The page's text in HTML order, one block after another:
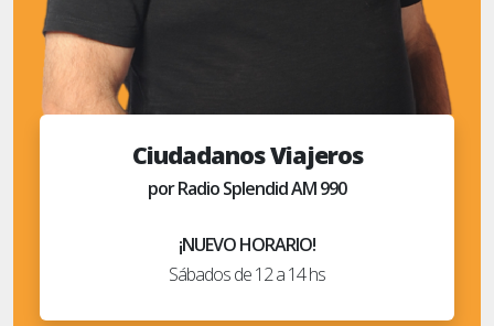
Ciudadanos Viajeros
por Radio Splendid AM 990
¡NUEVO HORARIO!
Sábados de 12 a 14 hs